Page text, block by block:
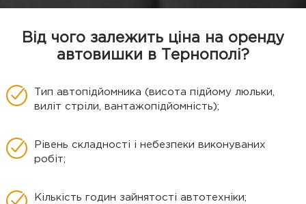
Від чого залежить ціна на оренду
автовишки в Тернополі?
Тип автопідйомника (висота підйому люльки,
виліт стріли, вантажопідйомність);
Рівень складності і небезпеки виконуваних
робіт;
Кількість годин зайнятості автотехніки;